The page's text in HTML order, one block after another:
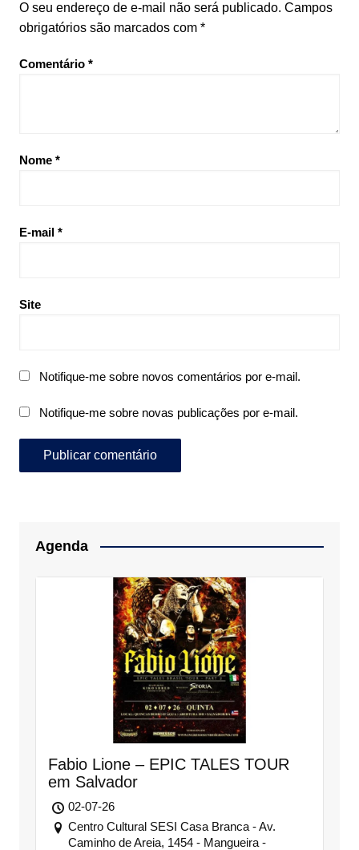
O seu endereço de e-mail não será publicado. Campos
obrigatórios são marcados com *
Comentário *
Nome *
E-mail *
Site
Notifique-me sobre novos comentários por e-mail.
Notifique-me sobre novas publicações por e-mail.
Agenda
Fabio Lione – EPIC TALES TOUR
em Salvador
02-07-26
Centro Cultural SESI Casa Branca - Av.
Caminho de Areia, 1454 - Mangueira -